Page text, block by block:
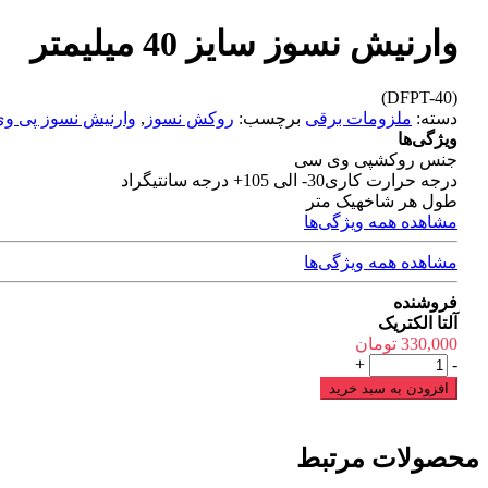
وارنیش نسوز سایز 40 میلیمتر
(DFPT-40)
دسته: ملزومات برقی برچسب: روکش نسوز , وارنیش نسوز پی
ویژگی‌ها
جنس روکشپی وی سی
درجه حرارت کاری30- الی 105+ درجه سانتیگراد
طول هر شاخهیک متر
مشاهده همه ویژگی‌ها
مشاهده همه ویژگی‌ها
فروشنده
آلتا الکتریک
330,000 تومان
وارنیش
نسوز
سایز
میلیمتر
عدد
-
+
افزودن به سبد خرید
محصولات مرتبط